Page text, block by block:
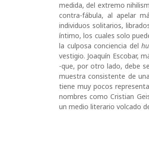
medida, del extremo
contra-fábula, al apelar
individuos solitarios,
íntimo, los cuales solo
la culposa conciencia del
vestigio. Joaquín Escobar,
-que, por otro lado, debe
muestra consistente de
tiene muy pocos
nombres como Cristian
un medio literario